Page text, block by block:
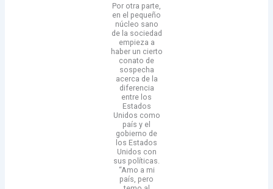
Por otra parte,
en el pequeño
núcleo sano
de la sociedad
empieza a
haber un cierto
conato de
sospecha
acerca de la
diferencia
entre los
Estados
Unidos como
país y el
gobierno de
los Estados
Unidos con
sus políticas.
“Amo a mi
país, pero